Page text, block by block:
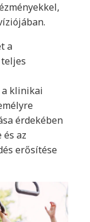
a
a klinikai
érdekében
és az
erősítése